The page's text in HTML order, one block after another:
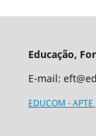
Educação,
E-mail:
EDUCOM - APTE